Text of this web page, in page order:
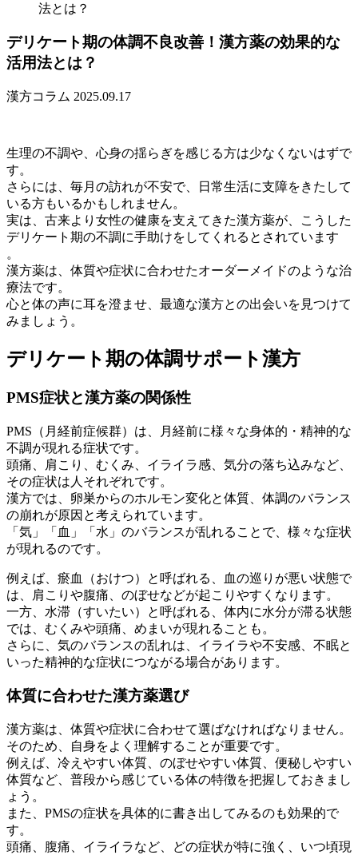
法とは？
デリケート期の体調不良改善！漢方薬の効果的な
活用法とは？
漢方コラム 2025.09.17
生理の不調や、心身の揺らぎを感じる方は少なくないはずで
す。
さらには、毎月の訪れが不安で、日常生活に支障をきたして
いる方もいるかもしれません。
実は、古来より女性の健康を支えてきた漢方薬が、こうした
デリケート期の不調に手助けをしてくれるとされています
。
漢方薬は、体質や症状に合わせたオーダーメイドのような治
療法です。
心と体の声に耳を澄ませ、最適な漢方との出会いを見つけて
みましょう。
デリケート期の体調サポート漢方
PMS症状と漢方薬の関係性
PMS（月経前症候群）は、月経前に様々な身体的・精神的な
不調が現れる症状です。
頭痛、肩こり、むくみ、イライラ感、気分の落ち込みなど、
その症状は人それぞれです。
漢方では、卵巣からのホルモン変化と体質、体調のバランス
の崩れが原因と考えられています。
「気」「血」「水」のバランスが乱れることで、様々な症状
が現れるのです。
例えば、瘀血（おけつ）と呼ばれる、血の巡りが悪い状態で
は、肩こりや腹痛、のぼせなどが起こりやすくなります。
一方、水滞（すいたい）と呼ばれる、体内に水分が滞る状態
では、むくみや頭痛、めまいが現れることも。
さらに、気のバランスの乱れは、イライラや不安感、不眠と
いった精神的な症状につながる場合があります。
体質に合わせた漢方薬選び
漢方薬は、体質や症状に合わせて選ばなければなりません。
そのため、自身をよく理解することが重要です。
例えば、冷えやすい体質、のぼせやすい体質、便秘しやすい
体質など、普段から感じている体の特徴を把握しておきまし
ょう。
また、PMSの症状を具体的に書き出してみるのも効果的で
す。
頭痛、腹痛、イライラなど、どの症状が特に強く、いつ頃現